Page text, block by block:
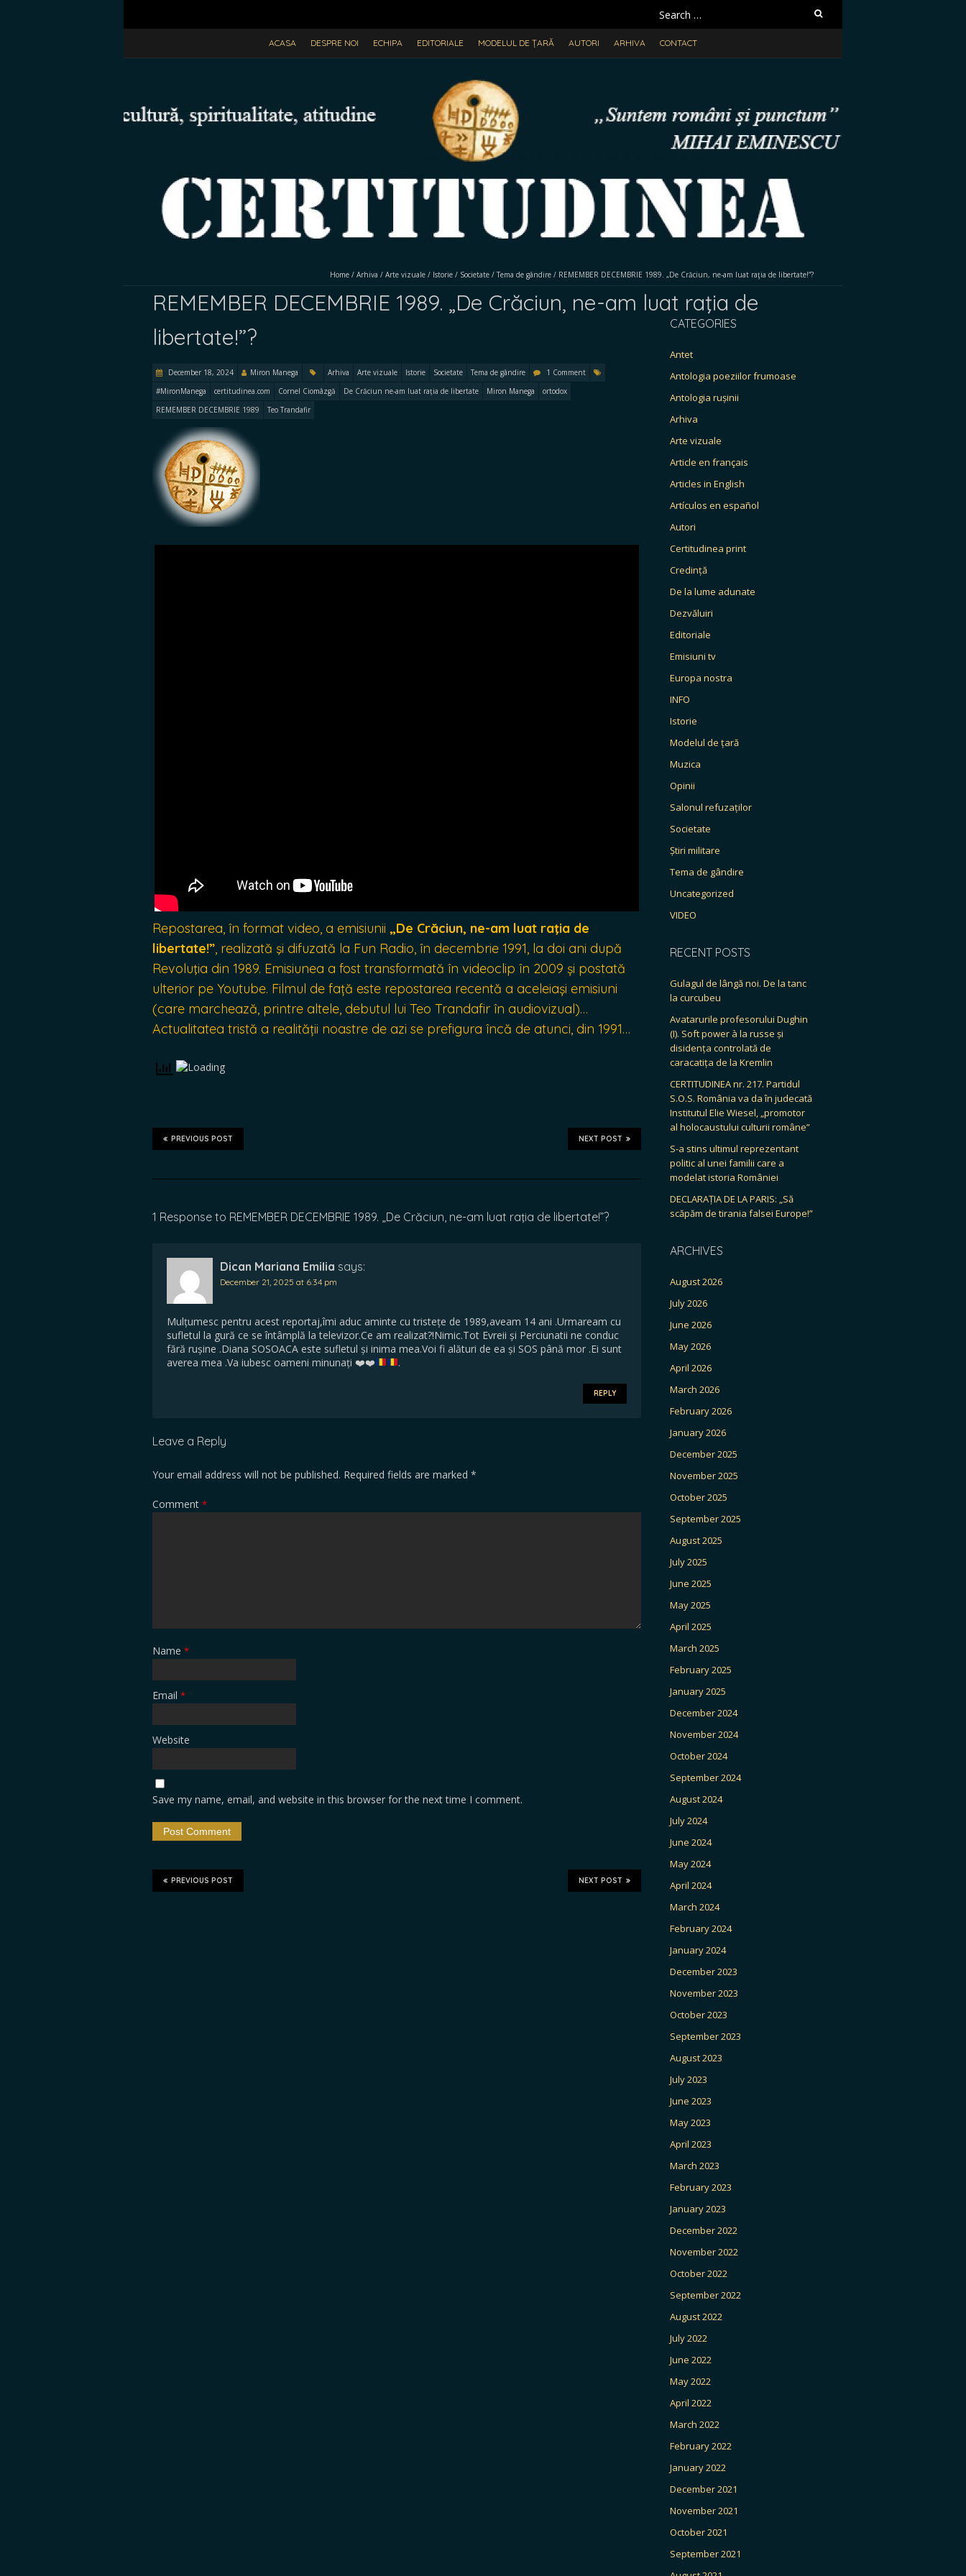
Search
for:
ACASA DESPRE NOI ECHIPA EDITORIALE MODELUL DE ȚARĂ AUTORI ARHIVA CONTACT
Home / Arhiva / Arte vizuale / Istorie / Societate / Tema de gândire / REMEMBER DECEMBRIE 1989. „De Crăciun, ne-am luat raţia de libertate!”?
REMEMBER DECEMBRIE 1989. „De Crăciun, ne-am luat raţia de
libertate!”?
December 18, 2024 Miron Manega Arhiva Arte vizuale Istorie Societate Tema de gândire
1 Comment
#MironManega
certitudinea.com Cornel Ciomâzgă De Crăciun ne-am luat rația de libertate Miron Manega
ortodox
REMEMBER DECEMBRIE 1989
Teo Trandafir
Repostarea, în format video, a emisiunii „De Crăciun, ne-am luat raţia de
libertate!”, realizată şi difuzată la Fun Radio, în decembrie 1991, la doi ani după
Revoluţia din 1989. Emisiunea a fost transformată în videoclip în 2009 și postată
ulterior pe Youtube. Filmul de față este repostarea recentă a aceleiași emisiuni
(care marchează, printre altele, debutul lui Teo Trandafir în audiovizual)…
Actualitatea tristă a realității noastre de azi se prefigura încă de atunci, din 1991…
NEXT POST
PREVIOUS POST
1 Response to REMEMBER DECEMBRIE 1989. „De Crăciun, ne-am luat raţia de libertate!”?
Dican Mariana Emilia says:
December 21, 2025 at 6:34 pm
Mulțumesc pentru acest reportaj,îmi aduc aminte cu tristețe de 1989,aveam 14 ani .Urmaream cu
sufletul la gură ce se întâmplă la televizor.Ce am realizat?!Nimic.Tot Evreii și Perciunatii ne conduc
fără rușine .Diana SOSOACA este sufletul și inima mea.Voi fi alături de ea și SOS până mor .Ei sunt
averea mea .Va iubesc oameni minunați ❤️❤️ .
REPLY
Leave a Reply
Your email address will not be published. Required fields are marked *
Comment *
Name *
Email *
Website
Save my name, email, and website in this browser for the next time I comment.
NEXT POST
PREVIOUS POST
CATEGORIES
Antet
Antologia poeziilor frumoase
Antologia rușinii
Arhiva
Arte vizuale
Article en français
Articles in English
Artículos en español
Autori
Certitudinea print
Credință
De la lume adunate
Dezvăluiri
Editoriale
Emisiuni tv
Europa nostra
INFO
Istorie
Modelul de țară
Muzica
Opinii
Salonul refuzaților
Societate
Știri militare
Tema de gândire
Uncategorized
VIDEO
RECENT POSTS
Gulagul de lângă noi. De la tanc
la curcubeu
Avatarurile profesorului Dughin
(I). Soft power à la russe și
disidența controlată de
caracatița de la Kremlin
CERTITUDINEA nr. 217. Partidul
S.O.S. România va da în judecată
Institutul Elie Wiesel, „promotor
al holocaustului culturii române”
S-a stins ultimul reprezentant
politic al unei familii care a
modelat istoria României
DECLARAȚIA DE LA PARIS: „Să
scăpăm de tirania falsei Europe!”
ARCHIVES
August 2026
July 2026
June 2026
May 2026
April 2026
March 2026
February 2026
January 2026
December 2025
November 2025
October 2025
September 2025
August 2025
July 2025
June 2025
May 2025
April 2025
March 2025
February 2025
January 2025
December 2024
November 2024
October 2024
September 2024
August 2024
July 2024
June 2024
May 2024
April 2024
March 2024
February 2024
January 2024
December 2023
November 2023
October 2023
September 2023
August 2023
July 2023
June 2023
May 2023
April 2023
March 2023
February 2023
January 2023
December 2022
November 2022
October 2022
September 2022
August 2022
July 2022
June 2022
May 2022
April 2022
March 2022
February 2022
January 2022
December 2021
November 2021
October 2021
September 2021